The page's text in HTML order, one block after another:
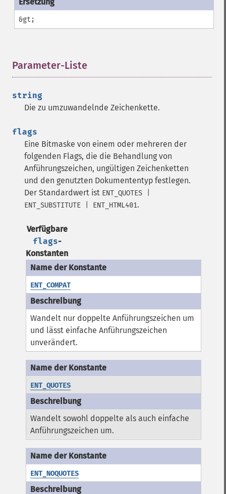
&gt;
Parameter-Liste
string
Die zu umzuwandelnde Zeichenkette.
flags
Eine Bitmaske von einem oder mehreren der
folgenden Flags, die die Behandlung von
Anführungszeichen, ungültigen Zeichenketten
und den genutzten Dokumententyp festlegen.
Der Standardwert ist ENT_QUOTES |
ENT_SUBSTITUTE | ENT_HTML401.
Verfügbare
flags-
Konstanten
ENT_COMPAT
Wandelt nur doppelte Anführungszeichen um
und lässt einfache Anführungszeichen
unverändert.
ENT_QUOTES
Wandelt sowohl doppelte als auch einfache
Anführungszeichen um.
ENT_NOQUOTES